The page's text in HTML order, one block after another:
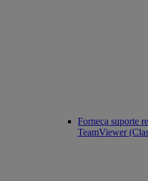
Forneça suporte
TeamViewer